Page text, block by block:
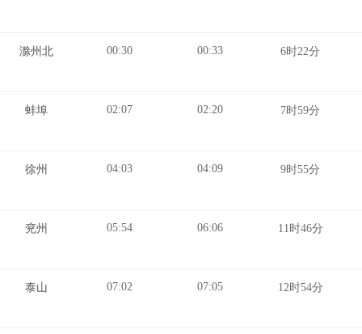
滁州北 00:30 00:33 6时22分
蚌埠 02:07 02:20 7时59分
徐州 04:03 04:09 9时55分
兖州 05:54 06:06 11时46分
泰山 07:02 07:05 12时54分